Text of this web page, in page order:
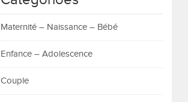
Maternité – Naissance – Bébé
Enfance – Adolescence
Couple